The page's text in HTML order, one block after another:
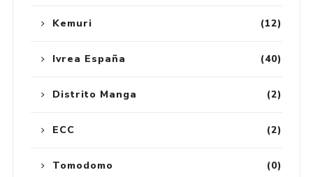
(12)
Kemuri
(40)
Ivrea España
(2)
Distrito Manga
(2)
ECC
(0)
Tomodomo